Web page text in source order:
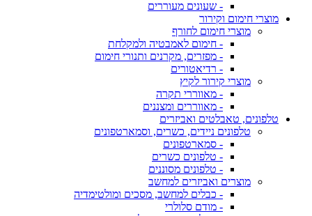
- שעונים מעוררים
מוצרי חימום וקירור
מוצרי חימום לחורף
- חימום לאמבטיה ולמקלחת
- מפזרים, מקרנים ותנורי חימום
- רדיאטורים
מוצרי קירור לקיץ
- מאווררי תקרה
- מאווררים ומצננים
טלפונים, טאבלטים ואביזרים
טלפונים ניידים, כשרים, וסמארטפונים
- סמארטפונים
- טלפונים כשרים
- טלפונים מסוננים
מוצרים ואביזרים למחשב
- כבלים למחשב, מסכים ומולטימדיה
- מודם סלולרי